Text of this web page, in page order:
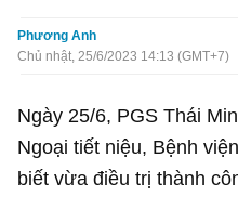
Phương Anh
Chủ nhật, 25/6/2023 14:13 (GMT+7)
Ngày 25/6, PGS Thái
Ngoại tiết niệu, Bệnh
biết vừa điều trị thành